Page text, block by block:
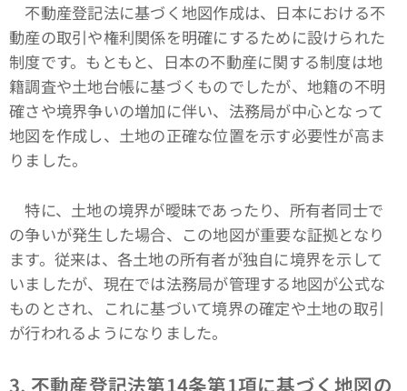
不動産登記法に基づく地図作成は、日本における不
動産の取引や権利関係を明確にするために設けられた
制度です。もともと、日本の不動産に関する制度は地
籍調査や土地台帳に基づくものでしたが、地籍の不明
確さや境界争いの増加に伴い、法務局が中心となって
地図を作成し、土地の正確な位置を示す必要性が高ま
りました。
特に、土地の境界が曖昧であったり、所有者同士で
の争いが発生した場合、この地図が重要な証拠となり
ます。従来は、各土地の所有者が独自に境界を示して
いましたが、現在では法務局が管理する地図が公式な
ものとされ、これに基づいて境界の確定や土地の取引
が行われるようになりました。
3. 不動産登記法第14条第1項に基づく地図の